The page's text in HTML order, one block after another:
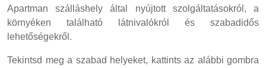
Apartman szálláshely által nyújtott szolgáltatásokról, a
környéken található látnivalókról és szabadidős
lehetőségekről.
Tekintsd meg a szabad helyeket, kattints az alábbi gombra